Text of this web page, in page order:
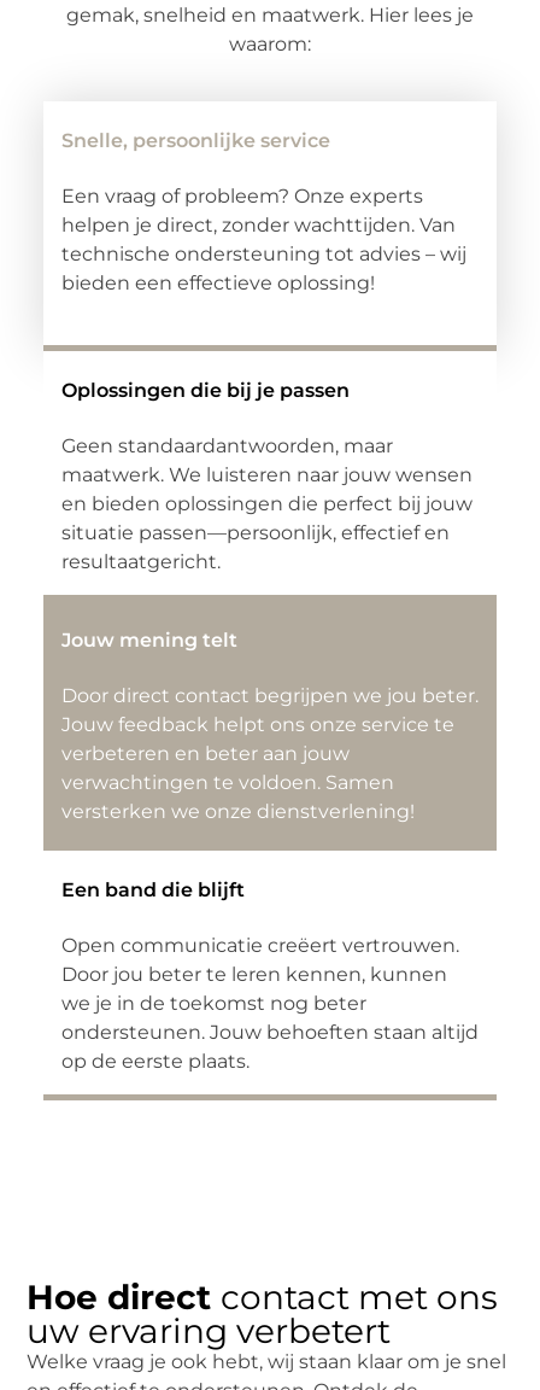
gemak, snelheid en maatwerk. Hier lees je
waarom:
Snelle, persoonlijke service
Een vraag of probleem? Onze experts
helpen je direct, zonder wachttijden. Van
technische ondersteuning tot advies – wij
bieden een effectieve oplossing!
Oplossingen die bij je passen
Geen standaardantwoorden, maar
maatwerk. We luisteren naar jouw wensen
en bieden oplossingen die perfect bij jouw
situatie passen—persoonlijk, effectief en
resultaatgericht.
Jouw mening telt
Door direct contact begrijpen we jou beter.
Jouw feedback helpt ons onze service te
verbeteren en beter aan jouw
verwachtingen te voldoen. Samen
versterken we onze dienstverlening!
Een band die blijft
Open communicatie creëert vertrouwen.
Door jou beter te leren kennen, kunnen
we je in de toekomst nog beter
ondersteunen. Jouw behoeften staan altijd
op de eerste plaats.
Hoe direct contact met ons
uw ervaring verbetert
Welke vraag je ook hebt, wij staan klaar om je snel